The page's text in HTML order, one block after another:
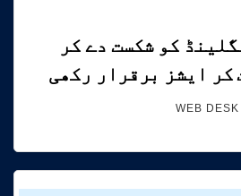
کو شکست دے کر
کر ایشز برقرار رکھی
WEB DESK